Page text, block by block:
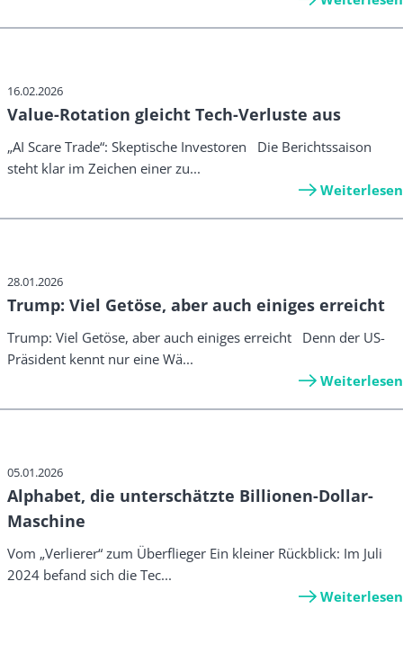
16.02.2026
Value-Rotation gleicht Tech-Verluste aus
„AI Scare Trade“: Skeptische Investoren Die Berichtssaison
steht klar im Zeichen einer zu...
Weiterlesen
28.01.2026
Trump: Viel Getöse, aber auch einiges erreicht
Trump: Viel Getöse, aber auch einiges erreicht Denn der US-
Präsident kennt nur eine Wä...
Weiterlesen
05.01.2026
Alphabet, die unterschätzte Billionen-Dollar-
Maschine
Vom „Verlierer“ zum Überflieger Ein kleiner Rückblick: Im Juli
2024 befand sich die Tec...
Weiterlesen